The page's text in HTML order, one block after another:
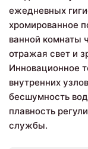
ежедневных
хромированное
ванной комнаты
отражая свет и
Инновационное
внутренних
бесшумность
плавность
службы.